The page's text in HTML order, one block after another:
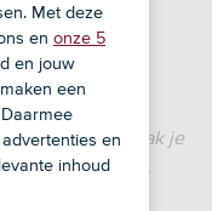
eenvoudige
is.
als
je risico en maak je
verliezen.
Met deze
en onze 5
en jouw
een
en
inhoud